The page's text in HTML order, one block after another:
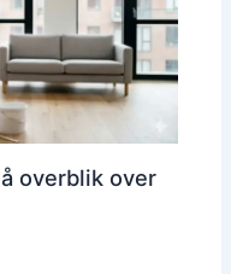
overblik over